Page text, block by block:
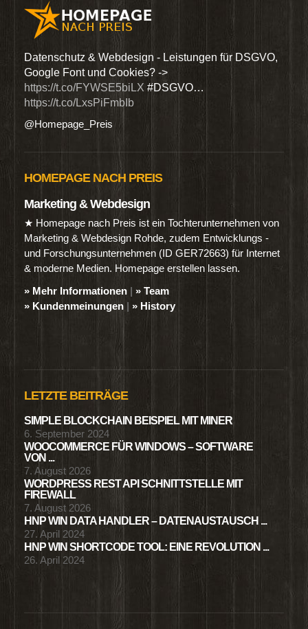
Datenschutz & Webdesign - Leistungen für DSGVO,
Google Font und Cookies? ->
https://t.co/FYWSE5biLX #DSGVO…
https://t.co/LxsPiFmbIb
@Homepage_Preis
HOMEPAGE NACH PREIS
Marketing & Webdesign
★ Homepage nach Preis ist ein Tochterunternehmen von
Marketing & Webdesign Rohde, zudem Entwicklungs -
und Forschungsunternehmen (ID GER72663) für Internet
& moderne Medien. Homepage erstellen lassen.
» Mehr Informationen | » Team
» Kundenmeinungen | » History
LETZTE BEITRÄGE
SIMPLE BLOCKCHAIN BEISPIEL MIT MINER
6. September 2024
WOOCOMMERCE FÜR WINDOWS – SOFTWARE
VON ...
7. August 2026
WORDPRESS REST API SCHNITTSTELLE MIT
FIREWALL
7. August 2026
HNP WIN DATA HANDLER – DATENAUSTAUSCH ...
27. April 2024
HNP WIN SHORTCODE TOOL: EINE REVOLUTION ...
26. April 2024